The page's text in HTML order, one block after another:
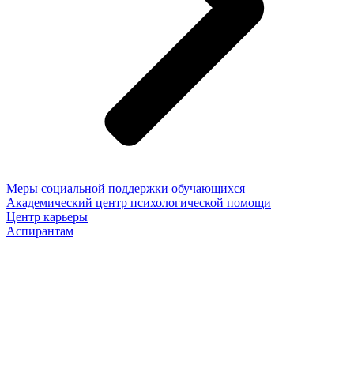
Меры социальной поддержки обучающихся
Академический центр психологической помощи
Центр карьеры
Аспирантам